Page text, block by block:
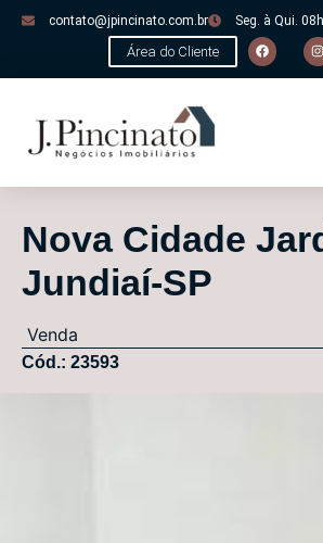
contato@jpincinato.com.br Seg. à Qui.
Área do Cliente
Nova Cidade
Jundiaí-SP
Venda
Cód.: 23593